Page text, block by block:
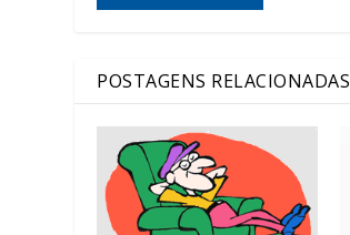
POSTAGENS RELACIONADAS